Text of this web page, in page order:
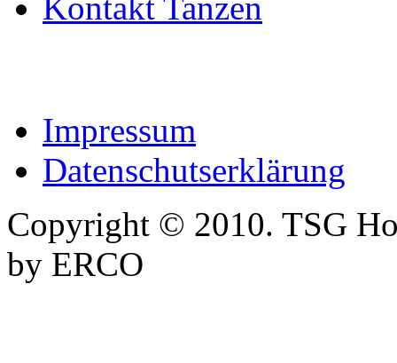
Kontakt Tanzen
Impressum
Datenschutserklärung
Copyright © 2010. TSG
by ERCO